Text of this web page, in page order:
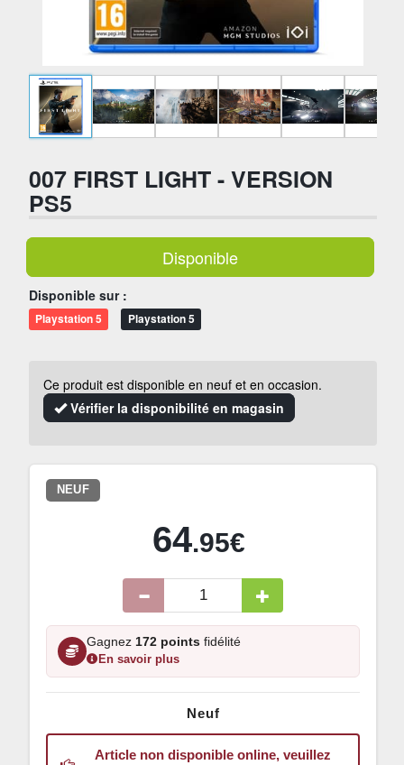
007 FIRST LIGHT - VERSION
PS5
Disponible
Disponible sur :
Playstation 5 Playstation 5
Ce produit est disponible en neuf et en occasion.
Vérifier la disponibilité en magasin
NEUF
64.95€
Gagnez 172 points fidélité
En savoir plus
Neuf
Article non disponible online, veuillez